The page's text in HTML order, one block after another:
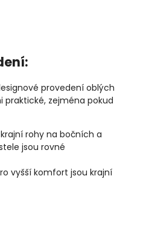
provedení oblých
praktické, zejména pokud
rohy na bočních a
jsou rovné
vyšší komfort jsou krajní